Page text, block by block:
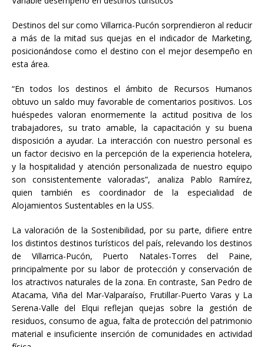
Destinos del sur como Villarrica-Pucón sorprendieron al reducir
a más de la mitad sus quejas en el indicador de Marketing,
posicionándose como el destino con el mejor desempeño en
esta área.
“En todos los destinos el ámbito de Recursos Humanos
obtuvo un saldo muy favorable de comentarios positivos. Los
huéspedes valoran enormemente la actitud positiva de los
trabajadores, su trato amable, la capacitación y su buena
disposición a ayudar. La interacción con nuestro personal es
un factor decisivo en la percepción de la experiencia hotelera,
y la hospitalidad y atención personalizada de nuestro equipo
son consistentemente valoradas”, analiza Pablo Ramírez,
quien también es coordinador de la especialidad de
Alojamientos Sustentables en la USS.
La valoración de la Sostenibilidad, por su parte, difiere entre
los distintos destinos turísticos del país, relevando los destinos
de Villarrica-Pucón, Puerto Natales-Torres del Paine,
principalmente por su labor de protección y conservación de
los atractivos naturales de la zona. En contraste, San Pedro de
Atacama, Viña del Mar-Valparaíso, Frutillar-Puerto Varas y La
Serena-Valle del Elqui reflejan quejas sobre la gestión de
residuos, consumo de agua, falta de protección del patrimonio
material e insuficiente inserción de comunidades en actividad